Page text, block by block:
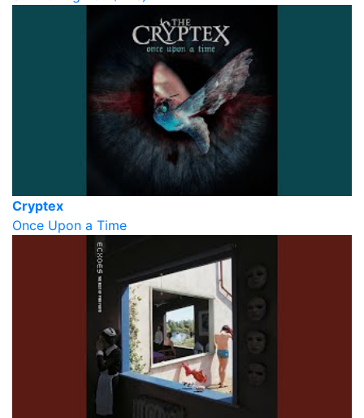
Cryptex
Once Upon a Time